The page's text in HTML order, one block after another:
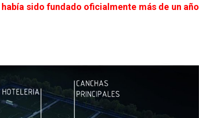
había sido fundado oficialmente más de un año